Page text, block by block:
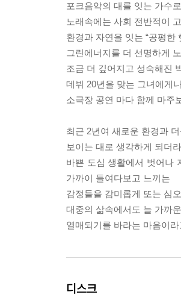
포크음악의 대를 잇는 가수
노래속에는 사회 전반적이
환경과 자연을 잇는 “공평한
그린에너지를 더 선명하게
조금 더 깊어지고 성숙해진
데뷔 20년을 맞는 그녀에게
소극장 공연 마다 함께 마주
최근 2년여 새로운 환경과
보이는 대로 생각하게 되더
바쁜 도심 생활에서 벗어나
가까이 들여다보고 느끼는
감정들을 감미롭게 또는 심
대중의 삶속에서도 늘 가까
열매되기를 바라는 마음이라
디스크